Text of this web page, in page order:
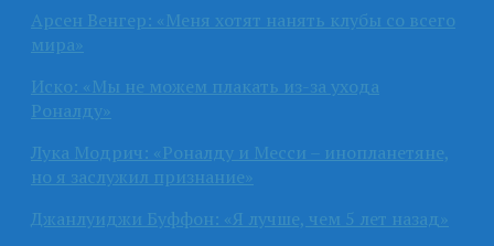
Арсен Венгер: «Меня хотят нанять клубы со всего
мира»
Иско: «Мы не можем плакать из-за ухода
Роналду»
Лука Модрич: «Роналду и Месси – инопланетяне,
но я заслужил признание»
Джанлуиджи Буффон: «Я лучше, чем 5 лет назад»